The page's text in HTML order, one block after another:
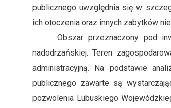
publicznego uwzględnia się w
ich otoczenia oraz innych zabytków
Obszar przeznaczony pod
nadodrzańskiej. Teren
administracyjną. Na podstawie
publicznego zawarte są
pozwolenia Lubuskiego